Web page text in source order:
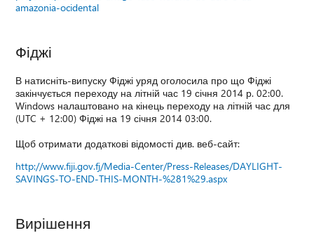
amazonia-ocidental
Фіджі
В натисніть-випуску Фіджі уряд оголосила про що Фіджі
закінчується переходу на літній час 19 січня 2014 р. 02:00.
Windows налаштовано на кінець переходу на літній час для
(UTC + 12:00) Фіджі на 19 січня 2014 03:00.
Щоб отримати додаткові відомості див. веб-сайт:
http://www.fiji.gov.fj/Media-Center/Press-Releases/DAYLIGHT-
SAVINGS-TO-END-THIS-MONTH-%281%29.aspx
Вирішення